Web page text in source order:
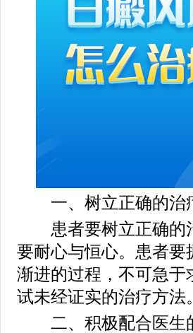
一、树立正确的治
患者要树立正确的
要耐心与恒心。患者
渐进的过程，不可急
试未经证实的治疗方法。
二、积极配合医生